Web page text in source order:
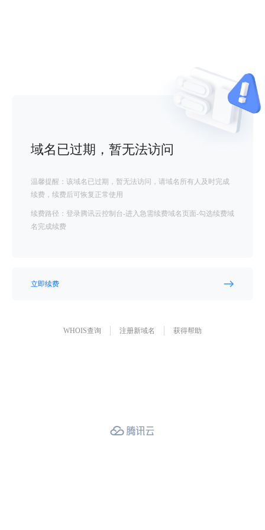
域名已过期，暂无法访问
温馨提醒：该域名已过期，暂无法访问，请域名所有人及时完成
续费，续费后可恢复正常使用
续费路径：登录腾讯云控制台-进入急需续费域名页面-勾选续费域
名完成续费
立即续费
WHOIS查询 注册新域名 获得帮助